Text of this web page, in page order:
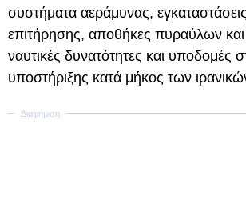
συστήματα αεράμυνας,
επιτήρησης, αποθήκες πυραύλων
ναυτικές δυνατότητες και υποδομές
υποστήριξης κατά μήκος των